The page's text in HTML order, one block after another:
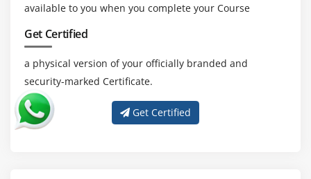
available to you when you complete your Course
Get Certified
a physical version of your officially branded and
security-marked Certificate.
Get Certified